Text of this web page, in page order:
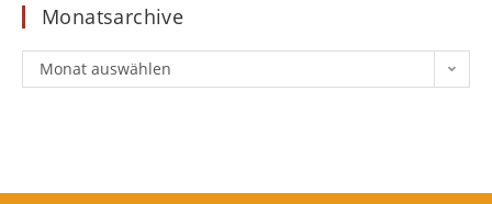
Monatsarchive
Monatsarchive
Monat auswählen